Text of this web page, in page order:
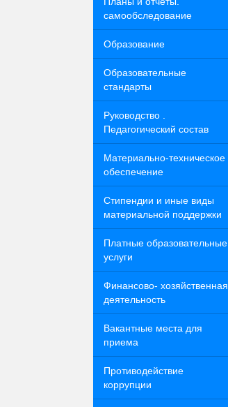
самообследование
Образование
Образовательные
стандарты
Руководство .
Педагогический состав
Материально-техническое
обеспечение
Стипендии и иные виды
материальной поддержки
Платные образовательные
услуги
Финансово- хозяйственная
деятельность
Вакантные места для
приема
Противодействие
коррупции